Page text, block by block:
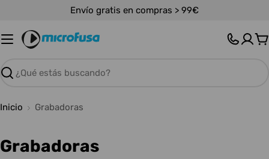
contenido
Envío gratis en compras > 99€
Buscar
Inicio Grabadoras
C
Grabadoras